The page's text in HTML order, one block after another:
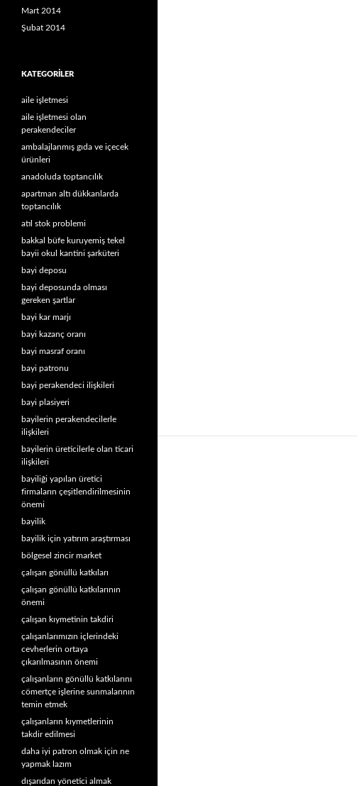
Mart 2014
Şubat 2014
KATEGORILER
aile işletmesi
aile işletmesi olan
perakendeciler
ambalajlanmış gıda ve içecek
ürünleri
anadoluda toptancılık
apartman altı dükkanlarda
toptancılık
atıl stok problemi
bakkal büfe kuruyemiş tekel
bayii okul kantini şarküteri
bayi deposu
bayi deposunda olması
gereken şartlar
bayi kar marjı
bayi kazanç oranı
bayi masraf oranı
bayi patronu
bayi perakendeci ilişkileri
bayi plasiyeri
bayilerin perakendecilerle
ilişkileri
bayilerin üreticilerle olan ticari
ilişkileri
bayiliği yapılan üretici
firmaların çeşitlendirilmesinin
önemi
bayilik
bayilik için yatırım araştırması
bölgesel zincir market
çalışan gönüllü katkıları
çalışan gönüllü katkılarının
önemi
çalışan kıymetinin takdiri
çalışanlarımızın içlerindeki
cevherlerin ortaya
çıkarılmasının önemi
çalışanların gönüllü katkılarını
cömertçe işlerine sunmalarının
temin etmek
çalışanların kıymetlerinin
takdir edilmesi
daha iyi patron olmak için ne
yapmak lazım
dışarıdan yönetici almak